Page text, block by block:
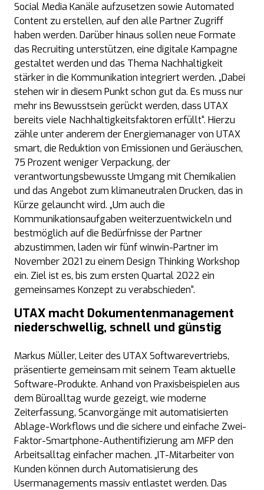
Social Media Kanäle aufzusetzen sowie Automated
Content zu erstellen, auf den alle Partner Zugriff
haben werden. Darüber hinaus sollen neue Formate
das Recruiting unterstützen, eine digitale Kampagne
gestaltet werden und das Thema Nachhaltigkeit
stärker in die Kommunikation integriert werden. „Dabei
stehen wir in diesem Punkt schon gut da. Es muss nur
mehr ins Bewusstsein gerückt werden, dass UTAX
bereits viele Nachhaltigkeitsfaktoren erfüllt“. Hierzu
zähle unter anderem der Energiemanager von UTAX
smart, die Reduktion von Emissionen und Geräuschen,
75 Prozent weniger Verpackung, der
verantwortungsbewusste Umgang mit Chemikalien
und das Angebot zum klimaneutralen Drucken, das in
Kürze gelauncht wird. „Um auch die
Kommunikationsaufgaben weiterzuentwickeln und
bestmöglich auf die Bedürfnisse der Partner
abzustimmen, laden wir fünf winwin-Partner im
November 2021 zu einem Design Thinking Workshop
ein. Ziel ist es, bis zum ersten Quartal 2022 ein
gemeinsames Konzept zu verabschieden“.
UTAX macht Dokumentenmanagement
niederschwellig, schnell und günstig
Markus Müller, Leiter des UTAX Softwarevertriebs,
präsentierte gemeinsam mit seinem Team aktuelle
Software-Produkte. Anhand von Praxisbeispielen aus
dem Büroalltag wurde gezeigt, wie moderne
Zeiterfassung, Scanvorgänge mit automatisierten
Ablage-Workflows und die sichere und einfache Zwei-
Faktor-Smartphone-Authentifizierung am MFP den
Arbeitsalltag einfacher machen. „IT-Mitarbeiter von
Kunden können durch Automatisierung des
Usermanagements massiv entlastet werden. Das